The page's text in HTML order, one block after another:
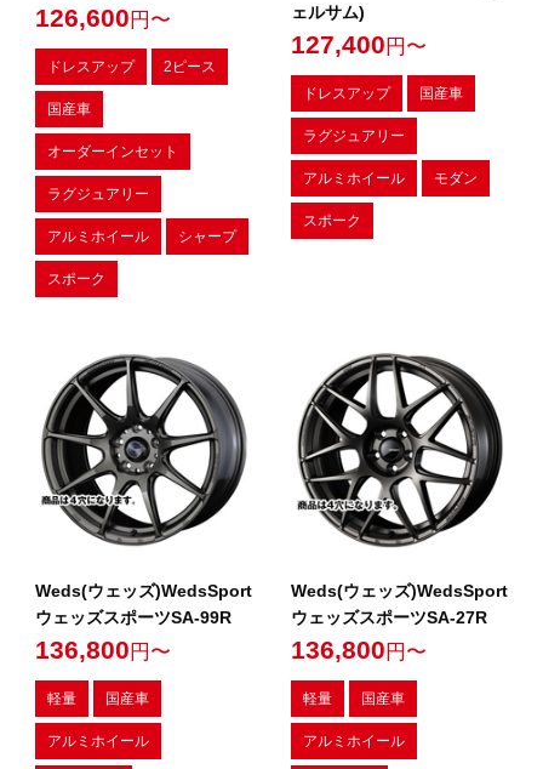
126,600 円〜
ドレスアップ 2ピース
国産車
オーダーインセット
ラグジュアリー
アルミホイール シャープ
スポーク
ェルサム)
127,400 円〜
ドレスアップ 国産車
ラグジュアリー
アルミホイール モダン
スポーク
Weds(ウェッズ)WedsSport
ウェッズスポーツSA-99R
136,800 円〜
軽量 国産車
アルミホイール
Weds(ウェッズ)WedsSport
ウェッズスポーツSA-27R
136,800 円〜
軽量 国産車
アルミホイール